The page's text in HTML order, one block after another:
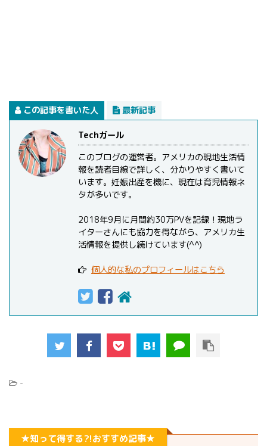
この記事を書いた人 最新記事
Techガール
このブログの運営者。アメリカの現地生活情
報を読者目線で詳しく、分かりやすく書いて
います。妊娠出産を機に、現在は育児情報ネ
タが多いです。
2018年9月に月間約30万PVを記録！現地ラ
イターさんにも協力を得ながら、アメリカ生
活情報を提供し続けています(^^)
個人的な私のプロフィールはこちら
-
★知って得する?!おすすめ記事★